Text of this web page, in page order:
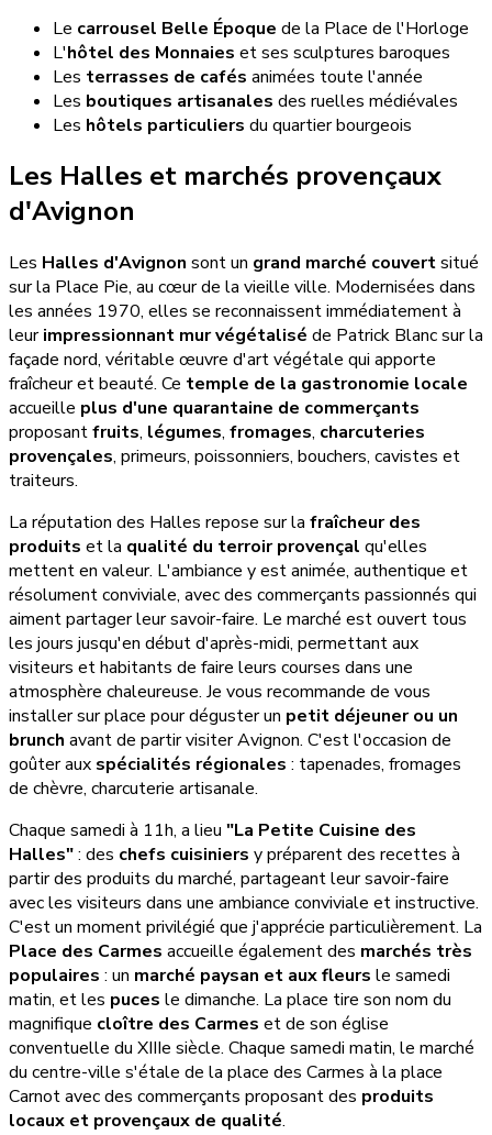
Le carrousel Belle Époque de la Place de l'Horloge
L'hôtel des Monnaies et ses sculptures baroques
Les terrasses de cafés animées toute l'année
Les boutiques artisanales des ruelles médiévales
Les hôtels particuliers du quartier bourgeois
Les Halles et marchés provençaux
d'Avignon
Les Halles d'Avignon sont un grand marché couvertsitué
sur la Place Pie, au cœur de la vieille ville. Modernisées dans
les années 1970, elles se reconnaissent immédiatement à
leurimpressionnant mur végétalisé de Patrick Blanc sur la
façade nord, véritable œuvre d'art végétale qui apporte
fraîcheur et beauté. Ce temple de la gastronomie locale
accueille plus d'une quarantaine de commerçants
proposantfruits, légumes, fromages, charcuteries
provençales, primeurs, poissonniers, bouchers, cavistes et
traiteurs.
La réputation des Halles repose sur la fraîcheur des
produits et la qualité du terroir provençal qu'elles
mettent en valeur. L'ambiance y est animée, authentique et
résolument conviviale, avec des commerçants passionnés qui
aiment partager leur savoir-faire. Le marché est ouvert tous
les jours jusqu'en début d'après-midi, permettant aux
visiteurs et habitants de faire leurs courses dans une
atmosphère chaleureuse. Je vous recommande de vous
installer sur place pour déguster un petit déjeuner ou un
brunch avant de partir visiter Avignon. C'est l'occasion de
goûter aux spécialités régionales : tapenades, fromages
de chèvre, charcuterie artisanale.
Chaque samedi à 11h, a lieu "La Petite Cuisine des
Halles": des chefs cuisiniers y préparent des recettes à
partir des produits du marché, partageant leur savoir-faire
avec les visiteurs dans une ambiance conviviale et instructive.
C'est un moment privilégié que j'apprécie particulièrement. La
Place des Carmes accueille également des marchés très
populaires : un marché paysan et aux fleurs le samedi
matin, et les puces le dimanche. La place tire son nom du
magnifique cloître des Carmes et de son église
conventuelle du XIIIe siècle. Chaque samedi matin, le marché
du centre-ville s'étale de la place des Carmes à la place
Carnot avec des commerçants proposant des produits
locaux et provençaux de qualité.